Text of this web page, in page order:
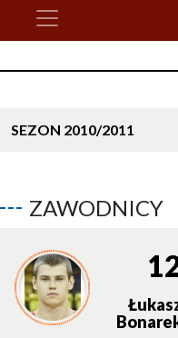
SEZON 2010/2011
ZAWODNICY